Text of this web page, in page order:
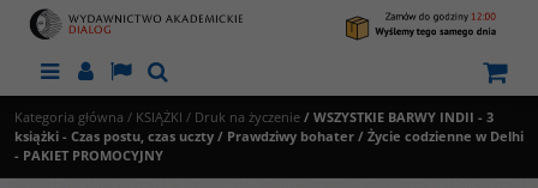
MenuPanelLangSzukaj
Kategoria główna / KSIĄŻKI / Druk na życzenie / WSZYSTKIE BARWY INDII - 3
książki - Czas postu, czas uczty / Prawdziwy bohater / Życie codzienne w Delhi
- PAKIET PROMOCYJNY